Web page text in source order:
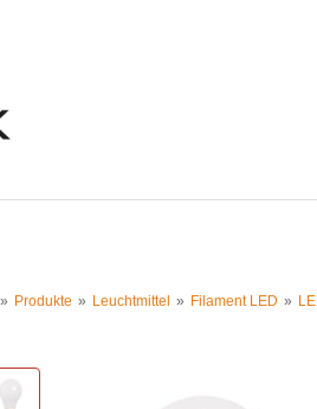
Produkte Leuchtmittel Filament LED